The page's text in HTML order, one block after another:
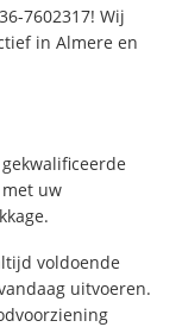
7602317! Wij
in Almere en
uw
voldoende
uitvoeren.